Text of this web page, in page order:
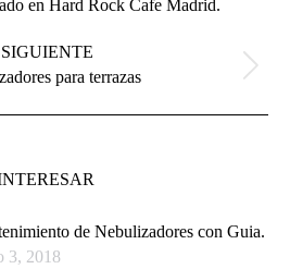
en Hard Rock Cafe Madrid.
SIGUIENTE
Publicación
siguiente:
para terrazas
de Nebulizadores con Guia.
3, 2018